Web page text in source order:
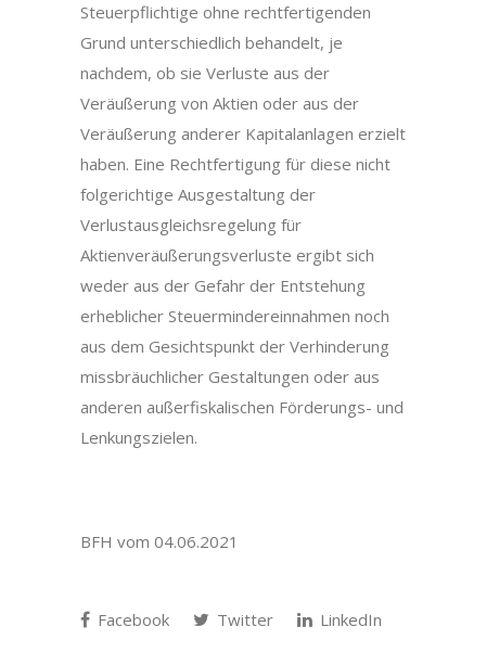
Steuerpflichtige ohne rechtfertigenden
Grund unterschiedlich behandelt, je
nachdem, ob sie Verluste aus der
Veräußerung von Aktien oder aus der
Veräußerung anderer Kapitalanlagen erzielt
haben. Eine Rechtfertigung für diese nicht
folgerichtige Ausgestaltung der
Verlustausgleichsregelung für
Aktienveräußerungsverluste ergibt sich
weder aus der Gefahr der Entstehung
erheblicher Steuermindereinnahmen noch
aus dem Gesichtspunkt der Verhinderung
missbräuchlicher Gestaltungen oder aus
anderen außerfiskalischen Förderungs- und
Lenkungszielen.
BFH vom 04.06.2021
Facebook Twitter
LinkedIn